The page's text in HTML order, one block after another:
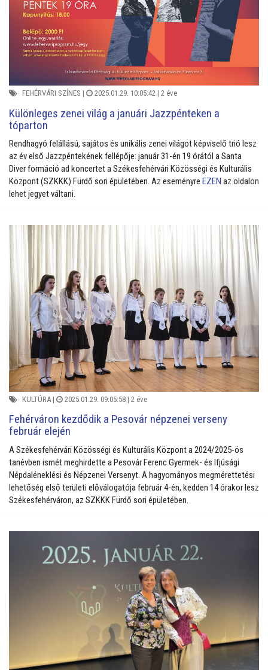
FEHÉRVÁRI SZÍNES | 2025.01.29. 10:05:42 | 2 éve
Különleges zenei világ a januári Jazzpénteken a
tóparton
Rendhagyó felállású, sajátos és unikális zenei világot képviselő trió lesz
az év első Jazzpéntekének fellépője: január 31-én 19 órától a Santa
Diver formáció ad koncertet a Székesfehérvári Közösségi és Kulturális
Központ (SZKKK) Fürdő sori épületében. Az eseményre EZEN az oldalon
lehet jegyet váltani.
KULTÚRA | 2025.01.29. 09:05:58 | 2 éve
Fehérváron kezdődik a Pesovár népzenei verseny
február elején
A Székesfehérvári Közösségi és Kulturális Központ a 2024/2025-ös
tanévben ismét meghirdette a Pesovár Ferenc Gyermek- és Ifjúsági
Népdaléneklési és Népzenei Versenyt. A hagyományos megmérettetési
lehetőség első területi előválogatója február 4-én, kedden 14 órakor lesz
Székesfehérváron, az SZKKK Fürdő sori épületében.